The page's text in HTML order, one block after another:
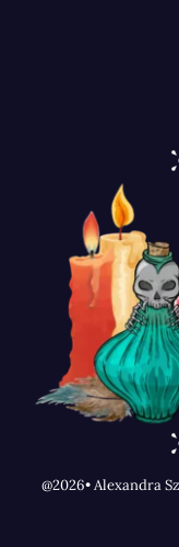
@2026• Alexandra